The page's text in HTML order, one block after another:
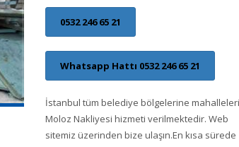
0532 246 65 21
Whatsapp Hattı 0532 246 65 21
İstanbul tüm belediye bölgelerine
Moloz Nakliyesi hizmeti verilmektedir. Web
sitemiz üzerinden bize ulaşın.En kısa sürede